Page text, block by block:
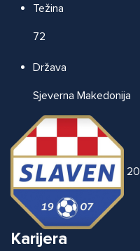
Težina
72
Država
Sjeverna Makedonija
20
Karijera